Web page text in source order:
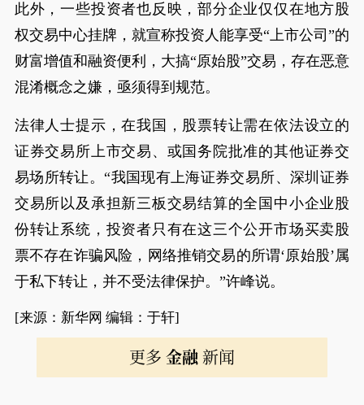
此外，一些投资者也反映，部分企业仅仅在地方股
权交易中心挂牌，就宣称投资人能享受“上市公司”的
财富增值和融资便利，大搞“原始股”交易，存在恶意
混淆概念之嫌，亟须得到规范。
法律人士提示，在我国，股票转让需在依法设立的
证券交易所上市交易、或国务院批准的其他证券交
易场所转让。“我国现有上海证券交易所、深圳证券
交易所以及承担新三板交易结算的全国中小企业股
份转让系统，投资者只有在这三个公开市场买卖股
票不存在诈骗风险，网络推销交易的所谓‘原始股’属
于私下转让，并不受法律保护。”许峰说。
[来源：新华网 编辑：于轩]
更多 金融新闻